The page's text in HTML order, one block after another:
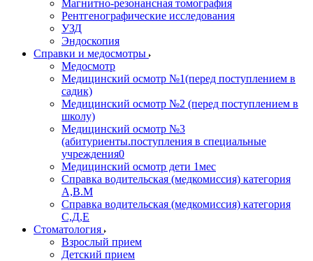
Магнитно-резонансная томография
Рентгенографические исследования
УЗД
Эндоскопия
Справки и медосмотры
Медосмотр
Медицинский осмотр №1(перед поступлением в
садик)
Медицинский осмотр №2 (перед поступлением в
школу)
Медицинский осмотр №3
(абитуриенты.поступления в специальные
учреждения0
Медицинский осмотр дети 1мес
Справка водительская (медкомиссия) категория
А,В.М
Справка водительская (медкомиссия) категория
С,Д,Е
Стоматология
Взрослый прием
Детский прием